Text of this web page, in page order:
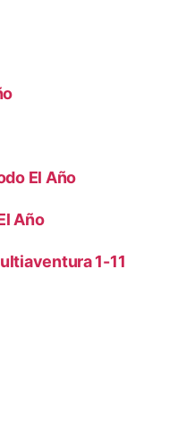
El Año
Año
1-11